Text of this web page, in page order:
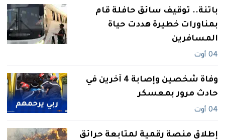
باتنة.. توقيف سائق حافلة قام
بمناورات خطيرة هددت حياة
المسافرين
04 أوت
وفاة شخصين وإصابة 4 آخرين في
حادث مرور بمعسكر
04 أوت
إطلاق منصة رقمية لمتابعة حرائق